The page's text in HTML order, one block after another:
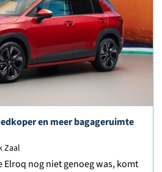
en meer bagageruimte
Zaal
Elroq nog niet genoeg was, komt